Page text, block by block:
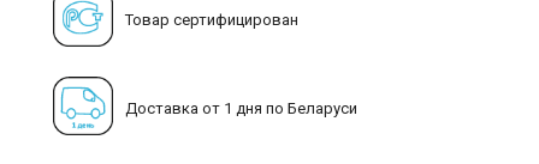
Товар сертифицирован
Доставка от 1 дня по Беларуси